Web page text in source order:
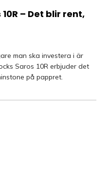
– Det blir rent,
man ska investera i är
Saros 10R erbjuder det
på pappret.